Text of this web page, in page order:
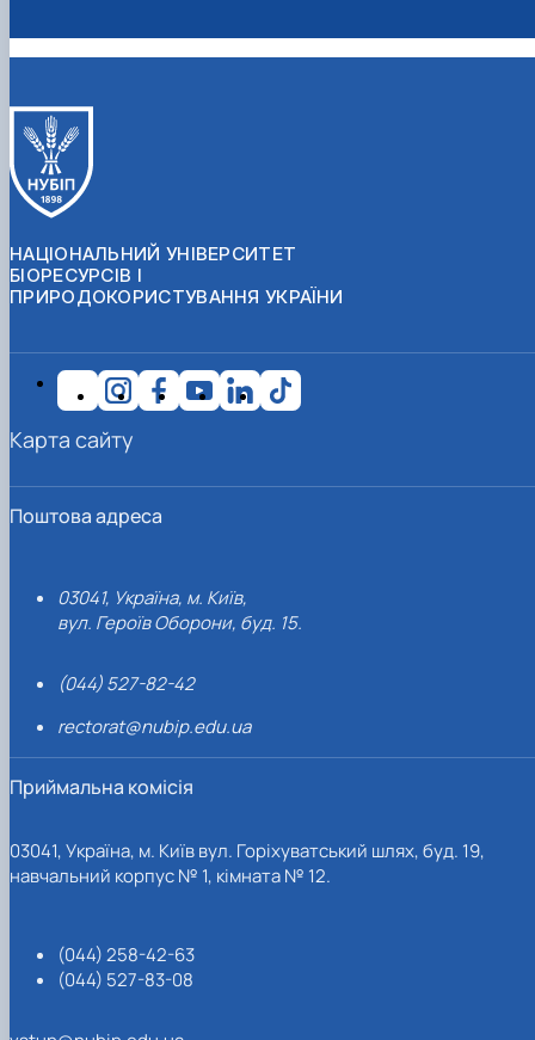
НАЦІОНАЛЬНИЙ УНІВЕРСИТЕТ
БІОРЕСУРСІВ І
ПРИРОДОКОРИСТУВАННЯ УКРАЇНИ
Поштова адреса
03041, Україна, м. Київ,
вул. Героїв Оборони, буд. 15.
(044) 527-82-42
rectorat@nubip.edu.ua
Приймальна комісія
03041, Україна, м. Київ вул. Горіхуватський шлях, буд. 19,
навчальний корпус № 1, кімната № 12.
(044) 258-42-63
(044) 527-83-08
Карта сайту